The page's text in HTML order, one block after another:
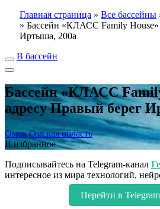
Главная страница » Все бассейны
» Бассейн «КЛАСС Family House»
Иртыша, 200а
В бассейн
Бассейн «КЛАСС
адресу Правый берег
Омск Омская область
В избранное
Подписывайтесь на Telegram-канал
интересное из мира технологий,
Перейти в